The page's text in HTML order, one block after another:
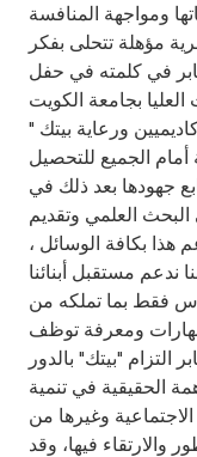
Germany
Malaysia
Turkey
Egypt
UK
Kingdom of
ومواجهة المنافسة
مؤهلة تتحلى بفكر
في كلمته في حفل
بجامعة الكويت
ورعاية بيتك "
أمام الجميع للتحصيل
جهودها بعد ذلك في
البحث العلمي وتقديم
بكافة الوسائل ،
ندعم مستقبل أبنائنا
فقط بما تملكه من
مهارات ومعرفة توظف
التزام "بيتك" بالدور
الحقيقية في تنمية
وغيرها من
والارتقاء فيها، وقد